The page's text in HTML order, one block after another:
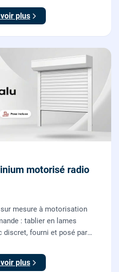
plus
motorisé radio
mesure à motorisation
: tablier en lames
fourni et posé par
plus